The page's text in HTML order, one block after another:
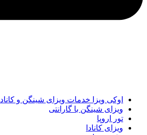
اوکی ویزا خدمات ویزای شینگن و کانادا
ویزای شینگن با گارانتی
تور اروپا
ویزای کانادا